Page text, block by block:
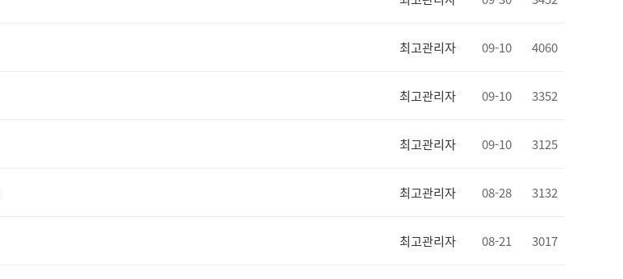
최고관리자 09-10 4060
최고관리자 09-10 3352
최고관리자 09-10 3125
최고관리자 08-28 3132
최고관리자 08-21 3017